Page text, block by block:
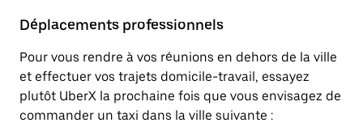
Déplacements professionnels
Pour vous rendre à vos réunions en dehors de la ville
et effectuer vos trajets domicile-travail, essayez
plutôt UberX la prochaine fois que vous envisagez de
commander un taxi dans la ville suivante :